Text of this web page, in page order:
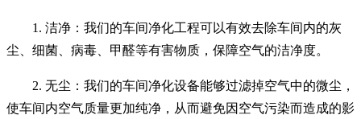
1. 洁净：我们的车间净化工程可以有效去除车间内的灰
尘、细菌、病毒、甲醛等有害物质，保障空气的洁净度。
2. 无尘：我们的车间净化设备能够过滤掉空气中的微尘，
使车间内空气质量更加纯净，从而避免因空气污染而造成的影